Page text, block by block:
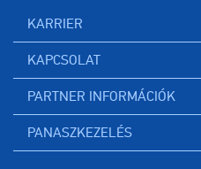
KARRIER
KAPCSOLAT
PARTNER INFORMÁCIÓK
PANASZKEZELÉS